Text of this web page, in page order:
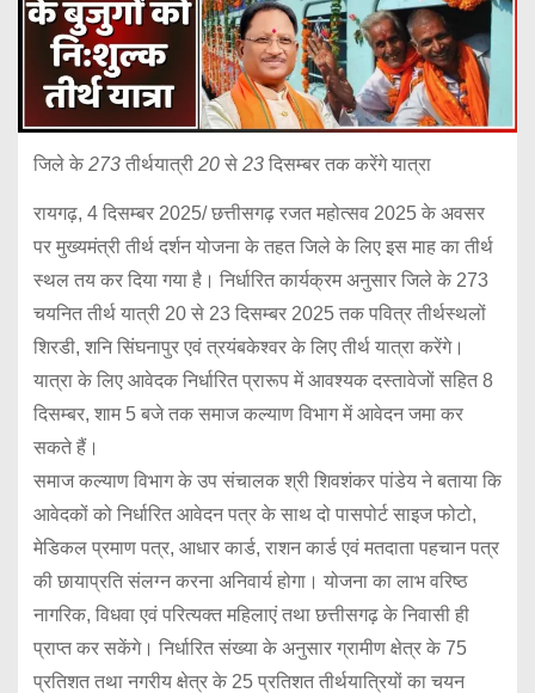
जिले के273 तीर्थयात्री20 से23 दिसम्बर तक करेंगे यात्रा
रायगढ़, 4 दिसम्बर 2025/ छत्तीसगढ़ रजत महोत्सव 2025 के अवसर
पर मुख्यमंत्री तीर्थ दर्शन योजना के तहत जिले के लिए इस माह का तीर्थ
स्थल तय कर दिया गया है। निर्धारित कार्यक्रम अनुसार जिले के 273
चयनित तीर्थ यात्री 20 से 23 दिसम्बर 2025 तक पवित्र तीर्थस्थलों
शिरडी, शनि सिंघनापुर एवं त्रयंबकेश्वर के लिए तीर्थ यात्रा करेंगे।
यात्रा के लिए आवेदक निर्धारित प्रारूप में आवश्यक दस्तावेजों सहित 8
दिसम्बर, शाम 5 बजे तक समाज कल्याण विभाग में आवेदन जमा कर
सकते हैं।
समाज कल्याण विभाग के उप संचालक श्री शिवशंकर पांडेय ने बताया कि
आवेदकों को निर्धारित आवेदन पत्र के साथ दो पासपोर्ट साइज फोटो,
मेडिकल प्रमाण पत्र, आधार कार्ड, राशन कार्ड एवं मतदाता पहचान पत्र
की छायाप्रति संलग्न करना अनिवार्य होगा। योजना का लाभ वरिष्ठ
नागरिक, विधवा एवं परित्यक्त महिलाएं तथा छत्तीसगढ़ के निवासी ही
प्राप्त कर सकेंगे। निर्धारित संख्या के अनुसार ग्रामीण क्षेत्र के 75
प्रतिशत तथा नगरीय क्षेत्र के 25 प्रतिशत तीर्थयात्रियों का चयन